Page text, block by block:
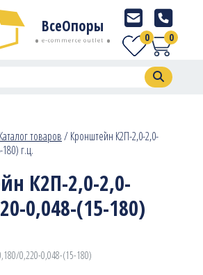
ВсеОпоры
e-commerce outlet 0
0
Каталог товаров/Кронштейн К2П-2,0-2,0-
г.ц.
К2П-2,0-2,0-
0,048-(15-180)
0,220-0,048-(15-180)